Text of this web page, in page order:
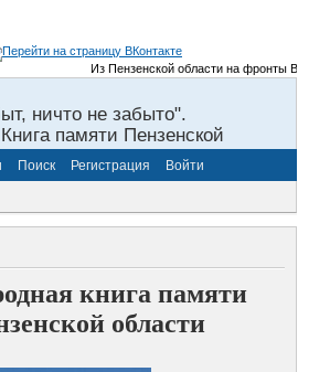
Из Пензенской области на фронты
ничто не забыто".
памяти Пензенской
Поиск Регистрация Войти
книга памяти
области